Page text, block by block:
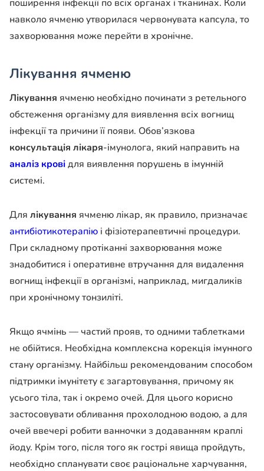
поширення інфекції по всіх органах і тканинах. Коли
навколо ячменю утворилася червонувата капсула, то
захворювання може перейти в хронічне.
Лікування ячменю
Лікування ячменю необхідно починати з ретельного
обстеження організму для виявлення всіх вогнищ
інфекції та причини її появи. Обов’язкова
консультація лікаря-імунолога, який направить на
аналіз кровідля виявлення порушень в імунній
системі.
Для лікування ячменю лікар, як правило, призначає
антибіотикотерапію і фізіотерапевтичні процедури.
При складному протіканні захворювання може
знадобитися і оперативне втручання для видалення
вогнищ інфекції в організмі, наприклад, мигдаликів
при хронічному тонзиліті.
Якщо ячмінь — частий прояв, то одними таблетками
не обійтися. Необхідна комплексна корекція імунного
стану організму. Найбільш рекомендованим способом
підтримки імунітету є загартовування, причому як
усього тіла, так і окремо очей. Для цього корисно
застосовувати обливання прохолодною водою, а для
очей ввечері робити ванночки з додаванням краплі
йоду. Крім того, після того як гострі явища пройдуть,
необхідно спланувати своє раціональне харчування,